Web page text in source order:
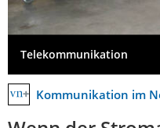
Telekommunikation
Kommunikation im